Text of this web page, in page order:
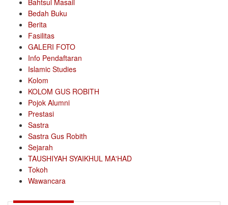
Bedah Buku
Berita
Fasilitas
GALERI FOTO
Info Pendaftaran
Islamic Studies
Kolom
KOLOM GUS ROBITH
Pojok Alumni
Prestasi
Sastra
Sastra Gus Robith
Sejarah
TAUSHIYAH SYAIKHUL MA'HAD
Tokoh
Wawancara